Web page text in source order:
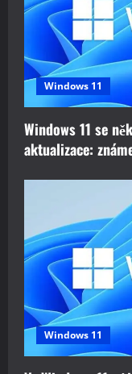
Windows 11
Windows 11 se
aktualizace:
Windows 11